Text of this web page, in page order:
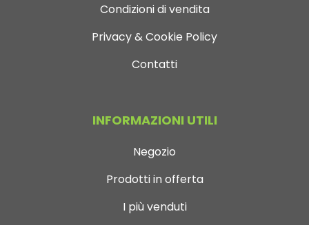
Condizioni di vendita
Privacy & Cookie Policy
Contatti
INFORMAZIONI UTILI
Negozio
Prodotti in offerta
I più venduti